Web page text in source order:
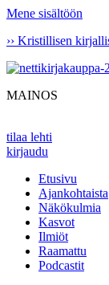
Mene sisältöön
›› Kristillisen
MAINOS
tilaa lehti
kirjaudu
Etusivu
Ajankohtaista
Näkökulmia
Kasvot
Ilmiöt
Raamattu
Podcastit